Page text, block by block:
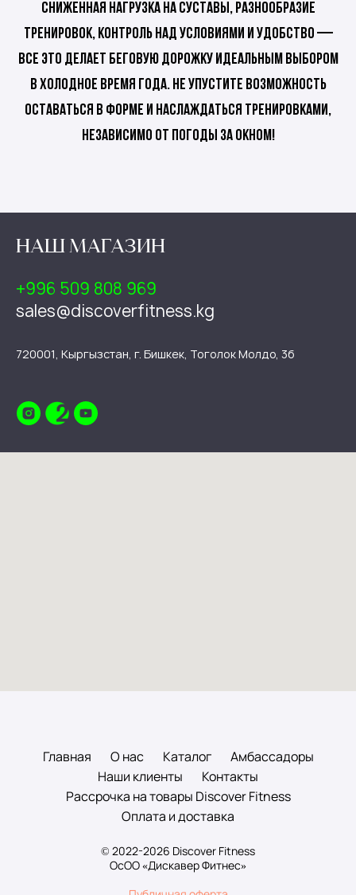
Сниженная нагрузка на суставы, разнообразие
тренировок, контроль над условиями и удобство —
все это делает беговую дорожку идеальным выбором
в холодное время года. Не упустите возможность
оставаться в форме и наслаждаться тренировками,
независимо от погоды за окном!
НАШ МАГАЗИН
+996 509 808 969
sales@discoverfitness.kg
720001, Кыргызстан, г. Бишкек, Тоголок Молдо, 3б
Главная О нас Каталог
Амбассадоры
Наши клиенты
Контакты
Рассрочка на товары Discover Fitness
Оплата и доставка
© 2022-2026 Discover Fitness
ОсОО «Дискавер Фитнес»